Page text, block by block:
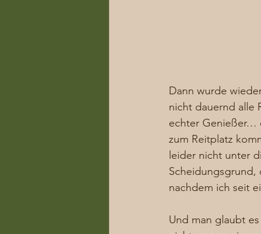
Dann wurde
nicht dauernd alle
echter Genießer…
zum Reitplatz
leider nicht unter
nachdem ich seit
Und man glaubt